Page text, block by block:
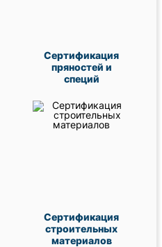
Сертификация
пряностей и
специй
Сертификация
строительных
материалов